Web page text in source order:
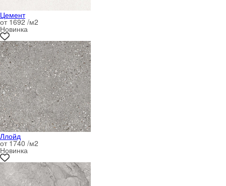
Цемент
от 1692 /м2
Новинка
Ллойд
от 1740 /м2
Новинка